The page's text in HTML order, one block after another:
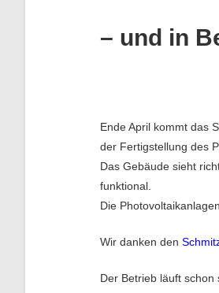
– und in
Ende April kommt das
der Fertigstellung des
Das Gebäude sieht
funktional.
Die
Wir danken den
Der Betrieb läuft